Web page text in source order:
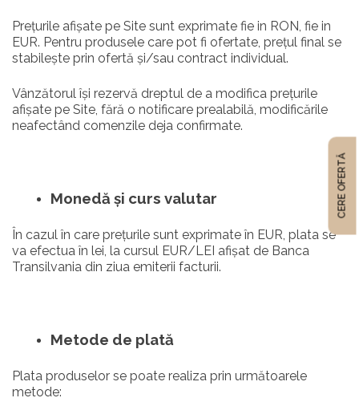
Prețurile afișate pe Site sunt exprimate fie in RON, fie in
EUR. Pentru produsele care pot fi ofertate, prețul final se
stabilește prin ofertă și/sau contract individual.
Vânzătorul își rezervă dreptul de a modifica prețurile
afișate pe Site, fără o notificare prealabilă, modificările
neafectând comenzile deja confirmate.
Monedă și curs valutar
În cazul în care prețurile sunt exprimate în EUR, plata se
va efectua în lei, la cursul EUR/LEI afișat de Banca
Transilvania din ziua emiterii facturii.
Metode de plată
Plata produselor se poate realiza prin următoarele
metode:
CERE OFERTĂ